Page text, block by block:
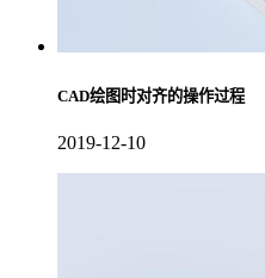
CAD绘图时对齐的操作过程
2019-12-10